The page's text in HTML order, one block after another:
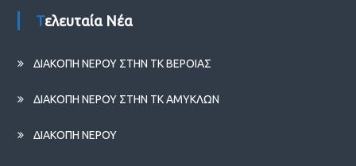
Τελευταία Νέα
ΔΙΑΚΟΠΗ ΝΕΡΟΥ ΣΤΗΝ ΤΚ ΒΕΡΟΙΑΣ
ΔΙΑΚΟΠΗ ΝΕΡΟΥ ΣΤΗΝ ΤΚ ΑΜΥΚΛΩΝ
ΔΙΑΚΟΠΗ ΝΕΡΟΥ